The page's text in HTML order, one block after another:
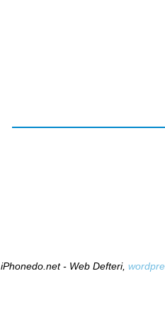
iPhonedo.net - Web Defteri,